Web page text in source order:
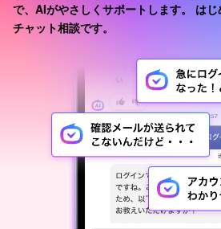
で、AIがやさしくサポートします。
は
チャット相談です。